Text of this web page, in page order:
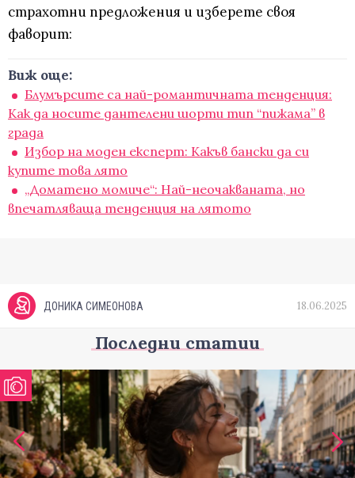
страхотни предложения и изберете своя
фаворит:
Виж още:
Блумърсите са най-романтичната тенденция:
Kак да носите дантелени шорти тип “пижама” в
градa
Избор на моден експерт: Какъв бански да си
купите това лято
„Доматено момиче“: Най-неочакваната, но
впечатляваща тенденция на лятото
ДОНИКА СИМЕОНОВА 18.06.2025
Последни статии